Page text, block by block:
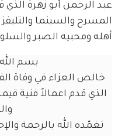
عبد الرحمن أبو زهرة الذي
المسرح والسينما
أهله ومحبيه الصبر
بسم
خالص العزاء في وفاة
الذي قدم اعمالاً فنية
تغمّده الله بالرحمة